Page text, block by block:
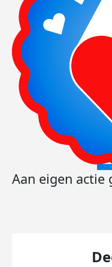
Aan eigen actie